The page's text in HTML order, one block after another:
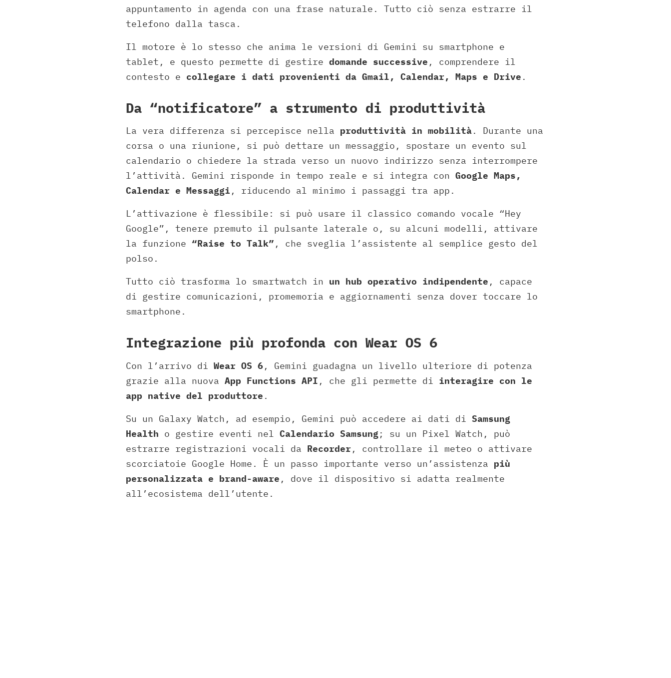
appuntamento in agenda con una frase naturale. Tutto ciò senza estrarre il
telefono dalla tasca.
Il motore è lo stesso che anima le versioni di Gemini su smartphone e
tablet, e questo permette di gestire domande successive , comprendere il
contesto e collegare i dati provenienti da Gmail, Calendar, Maps e Drive .
Da “notificatore” a strumento di produttività
La vera differenza si percepisce nella produttività in mobilità. Durante una
corsa o una riunione, si può dettare un messaggio, spostare un evento sul
calendario o chiedere la strada verso un nuovo indirizzo senza interrompere
l’attività. Gemini risponde in tempo reale e si integra con Google Maps,
Calendar e Messaggi , riducendo al minimo i passaggi tra app.
L’attivazione è flessibile: si può usare il classico comando vocale “Hey
Google”, tenere premuto il pulsante laterale o, su alcuni modelli, attivare
la funzione “Raise to Talk” , che sveglia l’assistente al semplice gesto del
polso.
Tutto ciò trasforma lo smartwatch in un hub operativo indipendente , capace
di gestire comunicazioni, promemoria e aggiornamenti senza dover toccare lo
smartphone.
Integrazione più profonda con Wear OS 6
Con l’arrivo di Wear OS 6, Gemini guadagna un livello ulteriore di potenza
grazie alla nuova App Functions API , che gli permette di interagire con le
app native del produttore .
Su un Galaxy Watch, ad esempio, Gemini può accedere ai dati di Samsung
Health o gestire eventi nel Calendario Samsung; su un Pixel Watch, può
estrarre registrazioni vocali da Recorder , controllare il meteo o attivare
scorciatoie Google Home. È un passo importante verso un’assistenza più
personalizzata e brand-aware , dove il dispositivo si adatta realmente
all’ecosistema dell’utente.